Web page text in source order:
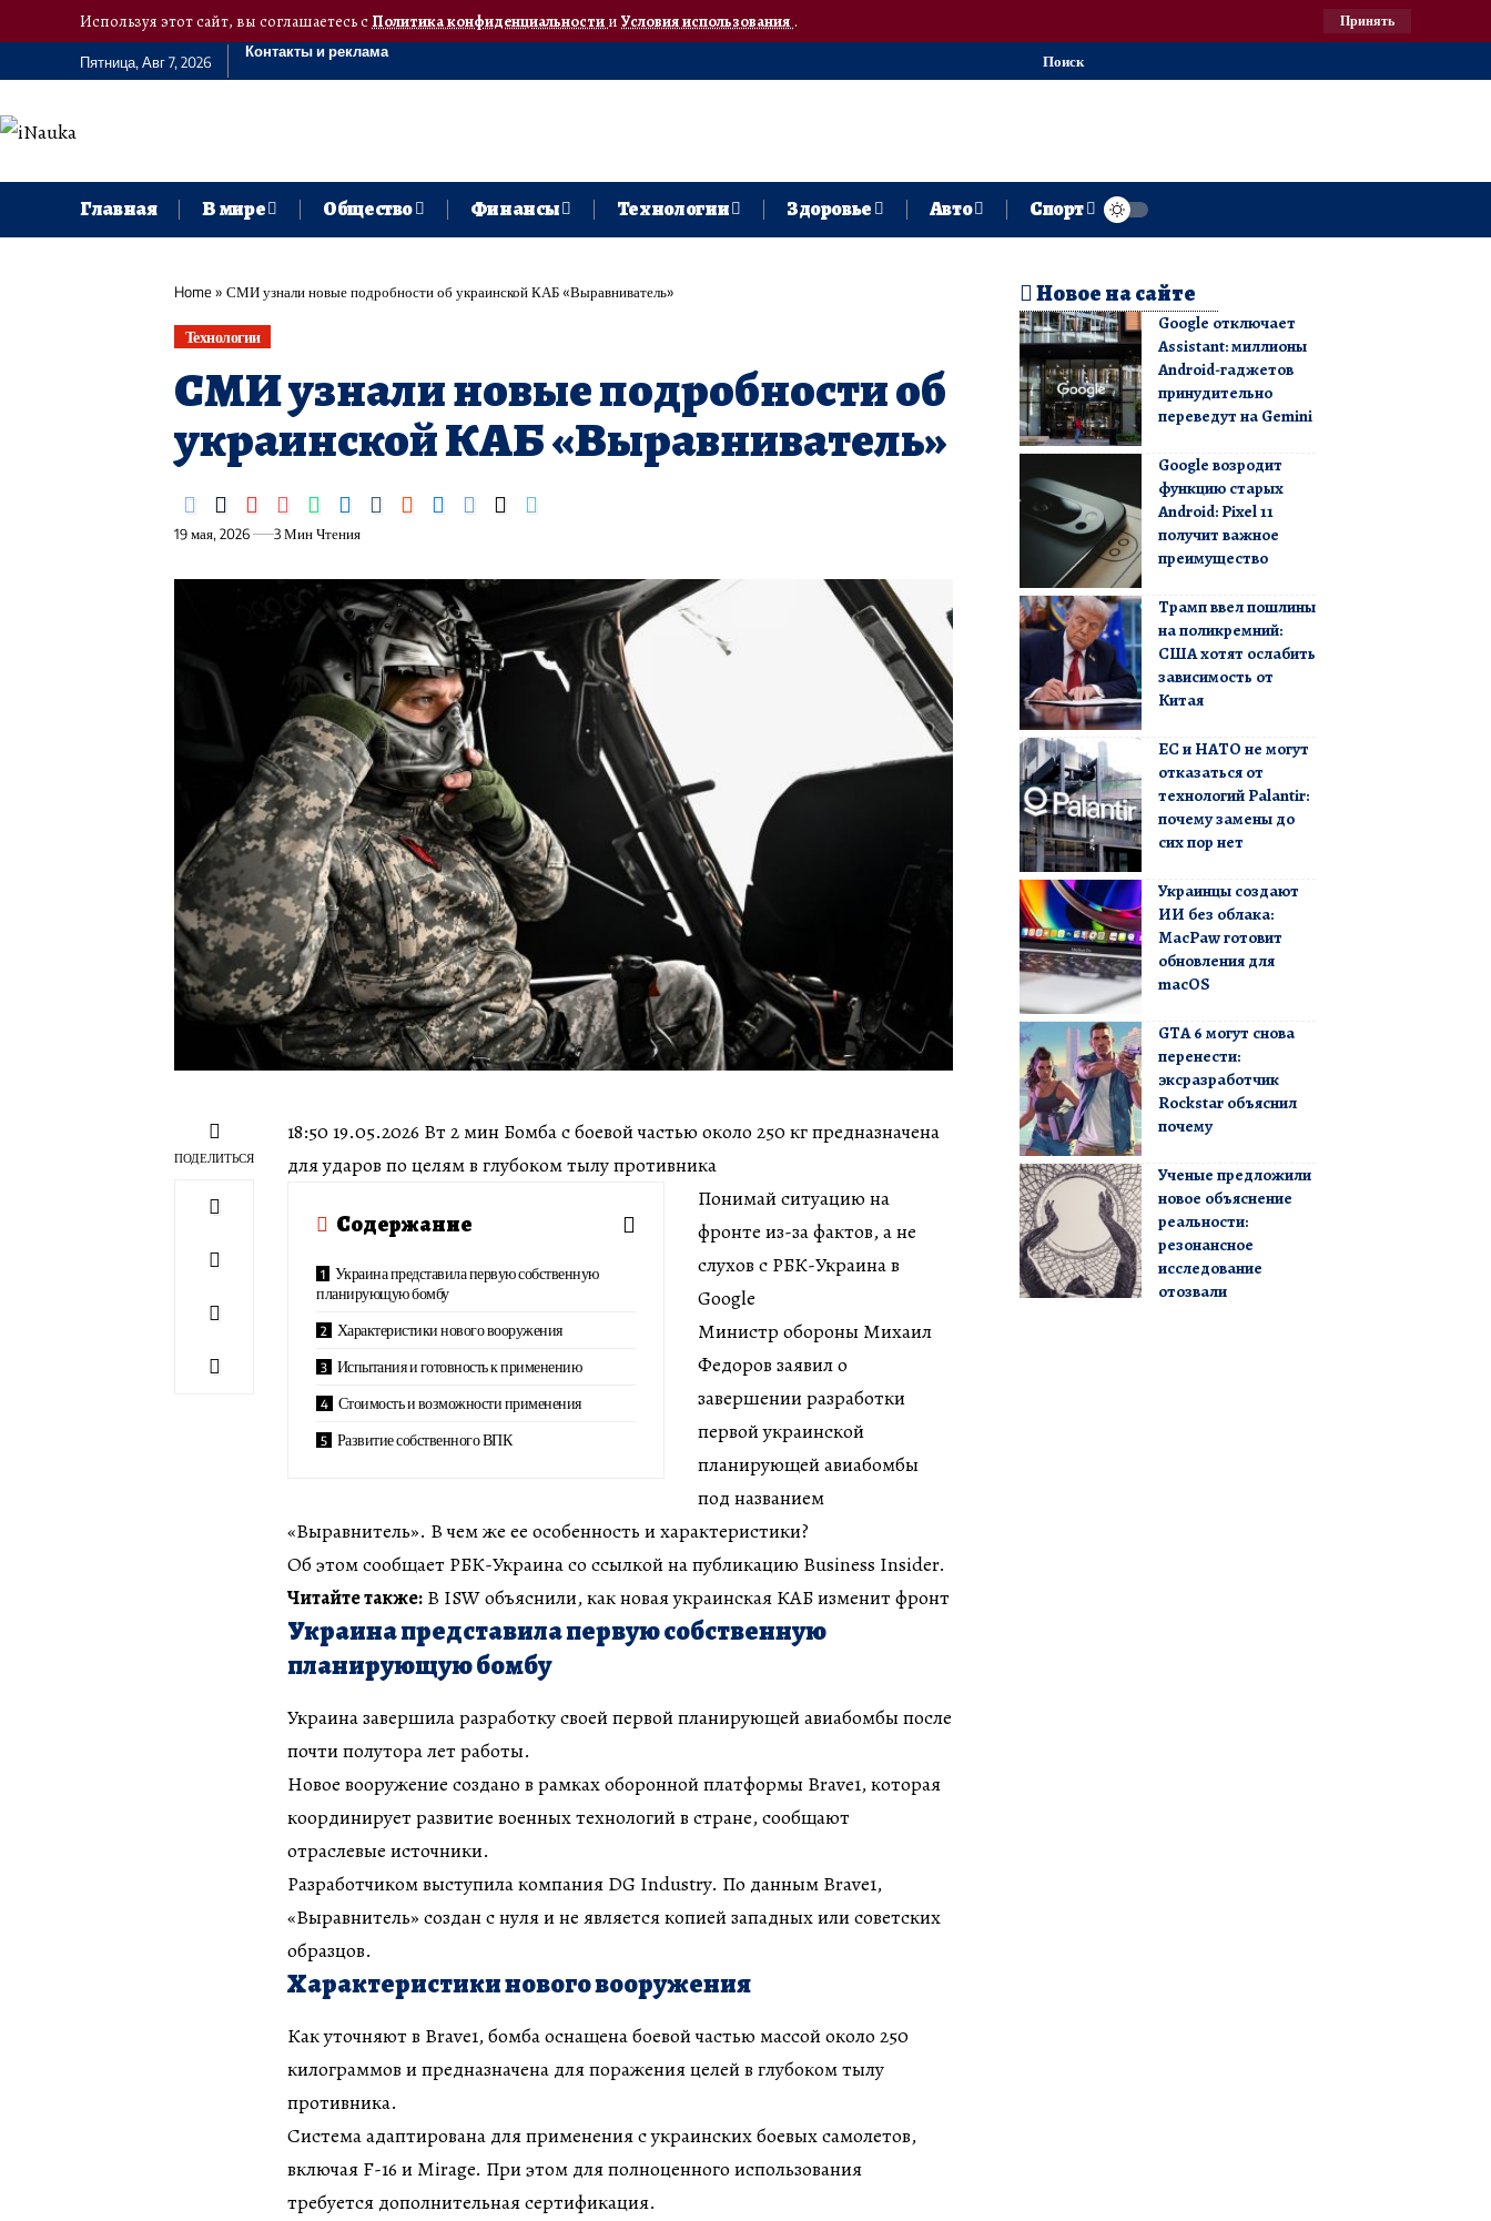
Используя этот сайт, вы соглашаетесь сПолитика конфиденциальностии Условия использования. Принять
Пятница, Авг 7, 2026
Контакты и реклама
Поиск
Главная В мире Общество Финансы Технологии Здоровье Авто Спорт
Home» СМИ узнали новые подробности об украинской КАБ «Выравниватель»
Технологии
СМИ узнали новые подробности об
украинской КАБ «Выравниватель»
19 мая, 2026 3 Мин Чтения
ПОДЕЛИТЬСЯ
18:50 19.05.2026 Вт 2 мин Бомба с боевой частью около 250 кг предназначена
для ударов по целям в глубоком тылу противника
Содержание
Украина представила первую собственную
планирующую бомбу
Характеристики нового вооружения
Испытания и готовность к применению
Стоимость и возможности применения
Развитие собственного ВПК
Понимай ситуацию на
фронте из-за фактов, а не
слухов с РБК-Украина в
Google
Министр обороны Михаил
Федоров заявил о
завершении разработки
первой украинской
планирующей авиабомбы
под названием
«Выравнитель». В чем же ее особенность и характеристики?
Об этом сообщает РБК-Украина со ссылкой на публикацию Business Insider.
Читайте также: В ISW объяснили, как новая украинская КАБ изменит фронт
Украина представила первую собственную
планирующую бомбу
Украина завершила разработку своей первой планирующей авиабомбы после
почти полутора лет работы.
Новое вооружение создано в рамках оборонной платформы Brave1, которая
координирует развитие военных технологий в стране, сообщают
отраслевые источники.
Разработчиком выступила компания DG Industry. По данным Brave1,
«Выравнитель» создан с нуля и не является копией западных или советских
образцов.
Характеристики нового вооружения
Как уточняют в Brave1, бомба оснащена боевой частью массой около 250
килограммов и предназначена для поражения целей в глубоком тылу
противника.
Система адаптирована для применения с украинских боевых самолетов,
включая F-16 и Mirage. При этом для полноценного использования
требуется дополнительная сертификация.
Новое на сайте
Google отключает
Assistant: миллионы
Android-гаджетов
принудительно
переведут на Gemini
Google возродит
функцию старых
Android: Pixel 11
получит важное
преимущество
Трамп ввел пошлины
на поликремний:
США хотят ослабить
зависимость от
Китая
ЕС и НАТО не могут
отказаться от
технологий Palantir:
почему замены до
сих пор нет
Украинцы создают
ИИ без облака:
MacPaw готовит
обновления для
macOS
GTA 6 могут снова
перенести:
эксразработчик
Rockstar объяснил
почему
Ученые предложили
новое объяснение
реальности:
резонансное
исследование
отозвали